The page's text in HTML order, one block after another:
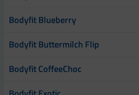
Bodyfit Blueberry
Bodyfit Buttermilch Flip
Bodyfit CoffeeChoc